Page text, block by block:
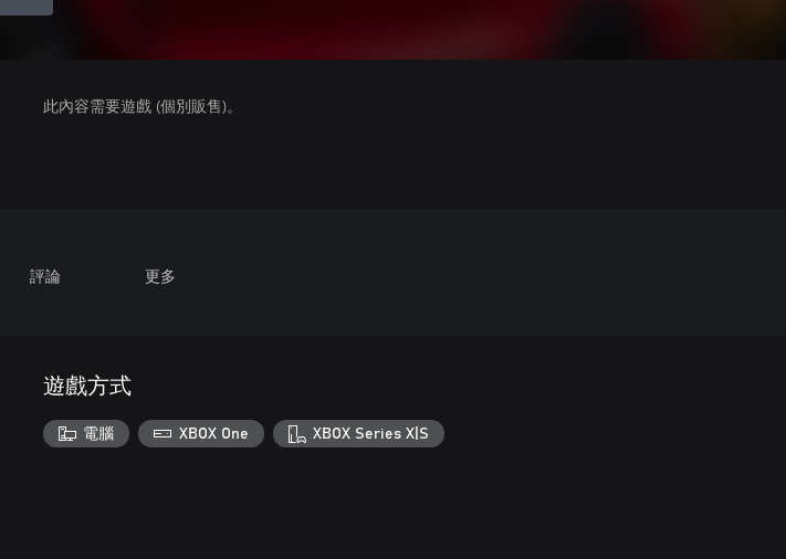
此內容需要遊戲 (個別販售)。
評論 更多
遊戲方式
電腦 XBOX One XBOX Series X|S